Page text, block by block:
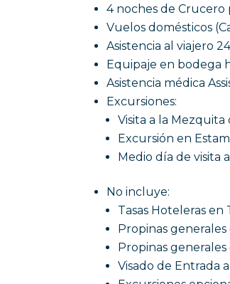
4 noches de
Vuelos domésticos
Asistencia al viajero
Equipaje en bodega
Asistencia médica
Excursiones:
Visita a la
Excursión en
Medio día de visita
No incluye:
Tasas Hoteleras
Propinas
Propinas
Visado de Entrada